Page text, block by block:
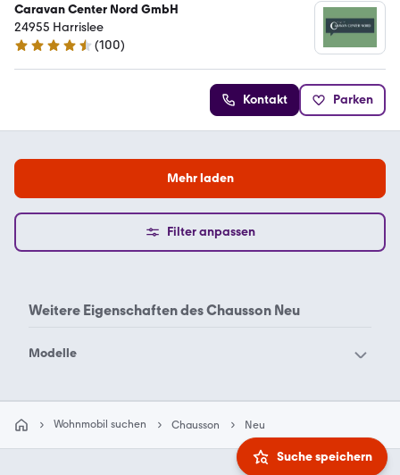
Caravan Center Nord GmbH
24955 Harrislee
4.6 Sterne
(100)
Kontakt Parken
Mehr laden
Filter anpassen
Suche speichern
Weitere Eigenschaften desChausson Neu
Modelle
Wohnmobil suchen Chausson Neu